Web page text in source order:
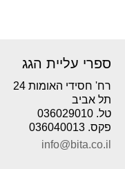
ספרי עליית הגג
רח' חסידי האומות 24
תל אביב
טל. 036029010
פקס. 036040013
info@bita.co.il